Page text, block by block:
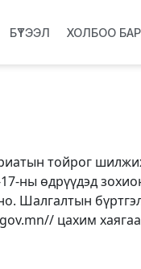
БҮТЭЭЛ ХОЛБОО
тойрог
ны өдрүүдэд
Шалгалтын
цахим